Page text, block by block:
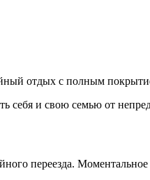
отдых с полным
себя и свою семью от
переезда.